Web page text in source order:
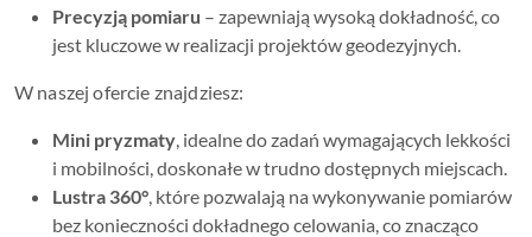
Precyzją pomiaru – zapewniają wysoką dokładność, co
jest kluczowe w realizacji projektów geodezyjnych.
W naszej ofercie znajdziesz:
Mini pryzmaty, idealne do zadań wymagających lekkości
i mobilności, doskonałe w trudno dostępnych miejscach.
Lustra 360°, które pozwalają na wykonywanie pomiarów
bez konieczności dokładnego celowania, co znacząco